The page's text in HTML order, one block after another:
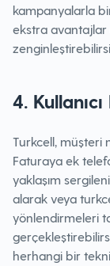
kampanyalarla
ekstra avantajlar
4.
Turkcell, müşteri
Faturaya ek
yaklaşım
alarak veya
yönlendirmeleri
herhangi bir